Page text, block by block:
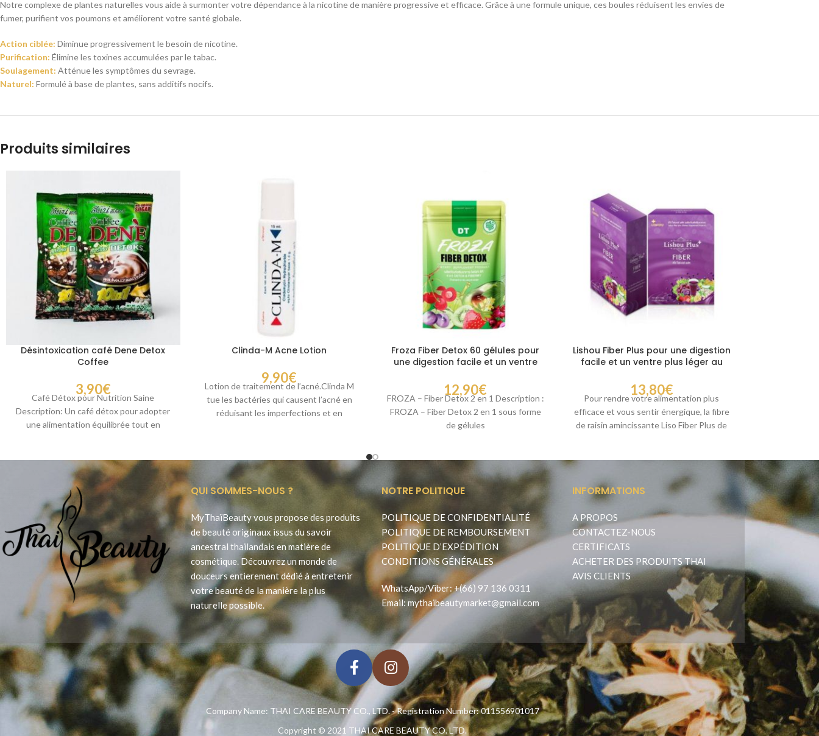
Notre complexe de plantes naturelles vous aide à surmonter votre dépendance à la nicotine de manière progressive et efficace. Grâce à une formule unique, ces boules réduisent les envies de
fumer, purifient vos poumons et améliorent votre santé globale.
Action ciblée: Diminue progressivement le besoin de nicotine.
Purification: Élimine les toxines accumulées par le tabac.
Soulagement: Atténue les symptômes du sevrage.
Naturel: Formulé à base de plantes, sans additifs nocifs.
Produits similaires
Désintoxication café Dene Detox
Coffee
3,90€
Café Détox pour Nutrition Saine
Description: Un café détox pour adopter
une alimentation équilibrée tout en
Clinda-M Acne Lotion
9,90€
Lotion de traitement de l’acné.Clinda M
tue les bactéries qui causent l’acné en
réduisant les imperfections et en
Froza Fiber Detox 60 gélules pour
une digestion facile et un ventre
12,90€
FROZA – Fiber Detox 2 en 1 Description :
FROZA – Fiber Detox 2 en 1 sous forme
de gélules
Lishou Fiber Plus pour une digestion
facile et un ventre plus léger au
13,80€
Pour rendre votre alimentation plus
efficace et vous sentir énergique, la fibre
de raisin amincissante Liso Fiber Plus de
QUI SOMMES-NOUS ?
MyThaïBeauty vous propose des produits
de beauté originaux issus du savoir
ancestral thailandais en matière de
cosmétique. Découvrez un monde de
douceurs entierement dédié à entretenir
votre beauté de la manière la plus
naturelle possible.
NOTRE POLITIQUE
POLITIQUE DE CONFIDENTIALITÉ
POLITIQUE DE REMBOURSEMENT
POLITIQUE D’EXPÉDITION
CONDITIONS GÉNÉRALES
WhatsApp/Viber: +(66) 97 136 0311
Email: mythaibeautymarket@gmail.com
INFORMATIONS
A PROPOS
CONTACTEZ-NOUS
CERTIFICATS
ACHETER DES PRODUITS THAI
AVIS CLIENTS
Company Name: THAI CARE BEAUTY CO., LTD. - Registration Number: 011556901017
Copyright © 2021 THAI CARE BEAUTY CO. LTD.